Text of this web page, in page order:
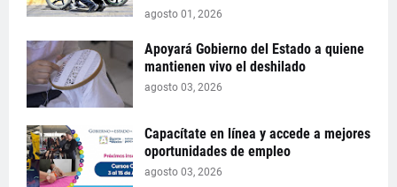
agosto 01, 2026
Apoyará Gobierno del Estado a quiene
mantienen vivo el deshilado
agosto 03, 2026
Capacítate en línea y accede a mejores
oportunidades de empleo
agosto 03, 2026